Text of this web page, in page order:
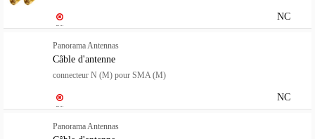
NC
Panorama Antennas
Câble d'antenne
connecteur N (M) pour SMA (M)
NC
Panorama Antennas